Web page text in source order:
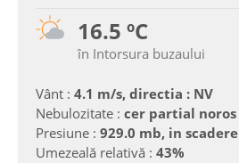
16.5 ºC
în Intorsura buzaului
Vânt : 4.1 m/s, directia : NV
Nebulozitate : cer partial noros
Presiune : 929.0 mb, in scadere
Umezeală relativă : 43%